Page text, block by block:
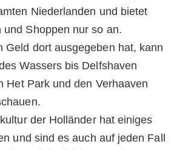
Niederlanden und bietet
Shoppen nur so an.
Geld dort ausgegeben hat, kann
Wassers bis Delfshaven
Het Park und den Verhaaven
der Holländer hat einiges
und sind es auch auf jeden Fall